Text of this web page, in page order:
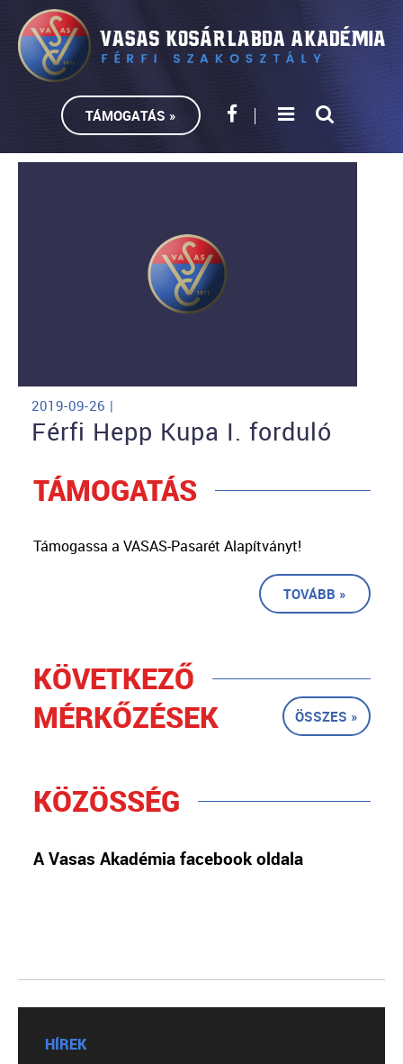
TÁMOGATÁS »
2019-09-26 |
Férfi Hepp Kupa I. forduló
TÁMOGATÁS
Támogassa a VASAS-Pasarét Alapítványt!
TOVÁBB »
KÖVETKEZŐ
MÉRKŐZÉSEK
ÖSSZES »
KÖZÖSSÉG
A Vasas Akadémia facebook oldala
HÍREK